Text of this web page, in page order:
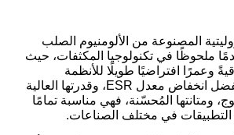
المصنوعة من الألومنيوم الصلب
ملحوظًا في تكنولوجيا المكثفات، حيث
وعمرًا افتراضيًا طويلًا للأنظمة
الإلكترونية الحديثة. بفضل انخفاض معدل ESR، وقدرتها العالية
ومتانتها المُحسّنة، فهي مناسبة تمامًا
في مختلف الصناعات.